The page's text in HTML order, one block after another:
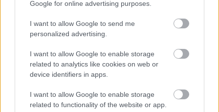
Google for online advertising purposes.
I want to allow Google to send me
personalized advertising.
I want to allow Google to enable storage
related to analytics like cookies on web or
device identifiers in apps.
I want to allow Google to enable storage
related to functionality of the website or app.
gárdából már alig vannak, azok között is Vili bá' meg
Mielőtt megkérditek: 2017 nyara óta nem nézem...
speti1991
7 éve
@ügyelő: De kérdem én, addig miért? :D